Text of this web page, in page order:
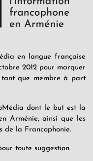
en langue française
2012 pour marquer
tant que membre à part
dont le but est la
Arménie, ainsi que les
de la Francophonie.
toute suggestion.